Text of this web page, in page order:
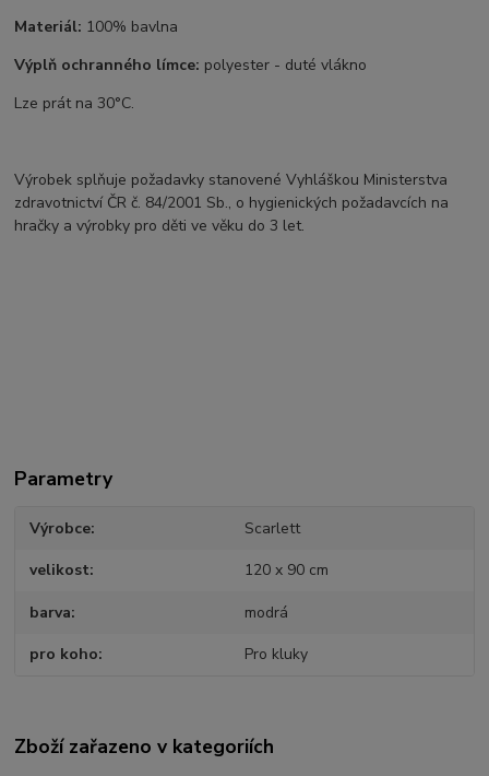
Materiál: 100% bavlna
Výplň ochranného límce: polyester - duté vlákno
Lze prát na 30°C.
Výrobek splňuje požadavky stanovené Vyhláškou Ministerstva
zdravotnictví ČR č. 84/2001 Sb., o hygienických požadavcích na
hračky a výrobky pro děti ve věku do 3 let.
Parametry
Výrobce Scarlett
velikost 120 x 90 cm
barva modrá
pro koho Pro kluky
Zboží zařazeno v kategoriích